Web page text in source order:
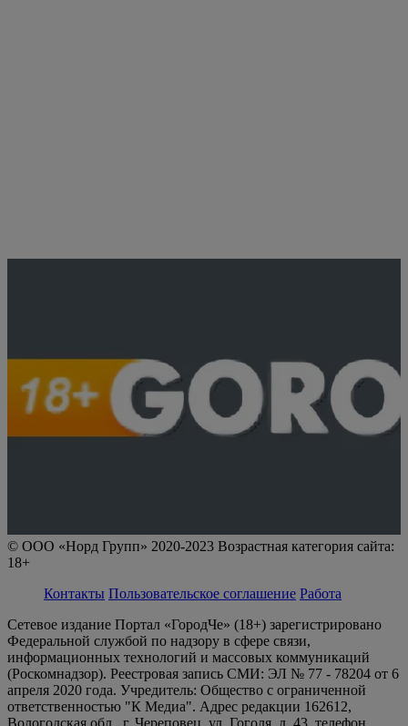
© ООО «Норд Групп» 2020-2023 Возрастная категория сайта:
18+
Контакты Пользовательское соглашение Работа
Сетевое издание Портал «ГородЧе» (18+) зарегистрировано
Федеральной службой по надзору в сфере связи,
информационных технологий и массовых коммуникаций
(Роскомнадзор). Реестровая запись СМИ: ЭЛ № 77 - 78204 от 6
апреля 2020 года. Учредитель: Общество с ограниченной
ответственностью "К Медиа". Адрес редакции 162612,
Вологодская обл., г. Череповец, ул. Гоголя, д. 43, телефон